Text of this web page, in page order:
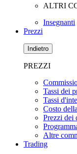
ALTRI
Insegnanti
Prezzi
Indietro
PREZZI
Tassi dei
Tassi
Costo
Prezzi dei
Altre
Trading